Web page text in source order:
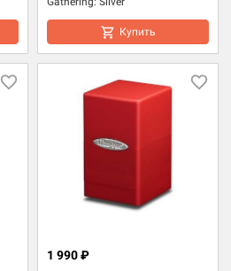
Купить
1 990 ₽